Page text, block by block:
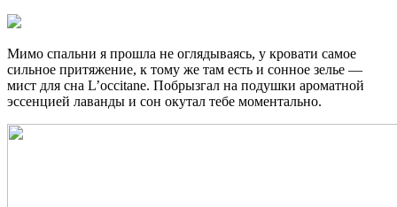
Мимо спальни я прошла не оглядываясь, у кровати самое
сильное притяжение, к тому же там есть и сонное зелье —
мист для сна L’occitane. Побрызгал на подушки ароматной
эссенцией лаванды и сон окутал тебе моментально.